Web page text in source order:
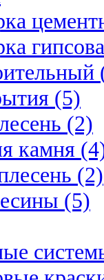
(5)
(2)
камня
(2)
(5)